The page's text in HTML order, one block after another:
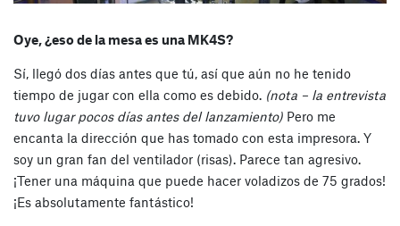
Oye, ¿eso de la mesa es una MK4S?
Sí, llegó dos días antes que tú, así que aún no he tenido
tiempo de jugar con ella como es debido. (nota – la entrevista
tuvo lugar pocos días antes del lanzamiento) Pero me
encanta la dirección que has tomado con esta impresora. Y
soy un gran fan del ventilador (risas). Parece tan agresivo.
¡Tener una máquina que puede hacer voladizos de 75 grados!
¡Es absolutamente fantástico!